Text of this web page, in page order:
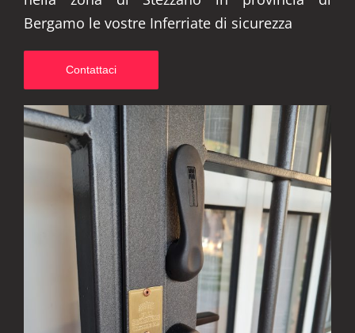
Bergamo le vostre Inferriate di sicurezza
Contattaci